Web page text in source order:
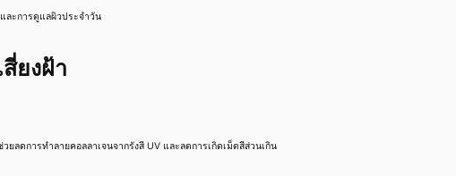
ละการดูแลผิวประจำวัน
ยงฝ้า
ลดการทำลายคอลลาเจนจากรังสี UV และลดการเกิดเม็ดสีส่วนเกิน